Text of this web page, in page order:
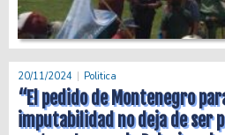
20/11/2024 Politica
“El pedido de Montenegro
imputabilidad no deja de ser